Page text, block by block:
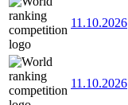
11.10.2026
11.10.2026